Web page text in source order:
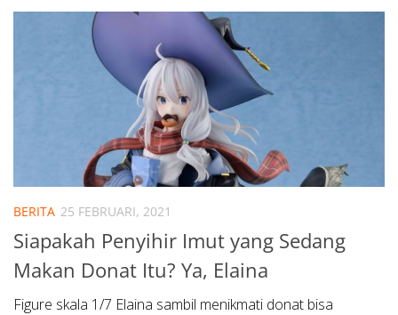
BERITA 25 FEBRUARI, 2021
Siapakah Penyihir Imut yang Sedang
Makan Donat Itu? Ya, Elaina
Figure skala 1/7 Elaina sambil menikmati donat bisa